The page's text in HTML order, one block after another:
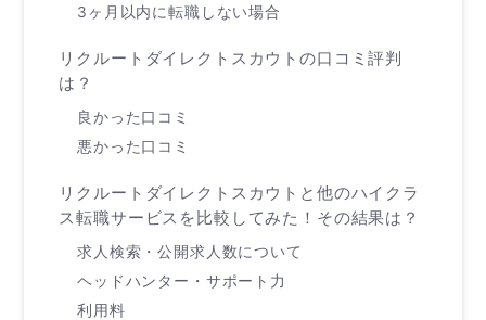
3ヶ月以内に転職しない場合
リクルートダイレクトスカウトの口コミ評判
は？
良かった口コミ
悪かった口コミ
リクルートダイレクトスカウトと他のハイクラ
ス転職サービスを比較してみた！その結果は？
求人検索・公開求人数について
ヘッドハンター・サポート力
利用料